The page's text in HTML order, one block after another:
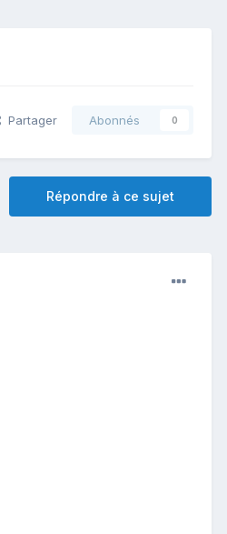
Partager Abonnés 0
Répondre à ce sujet